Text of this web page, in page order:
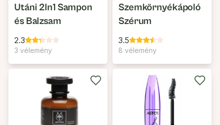
Utáni 2In1 Sampon
és Balzsam
2.3
3 vélemény
Szemkörnyékápoló
Szérum
3.5
8 vélemény